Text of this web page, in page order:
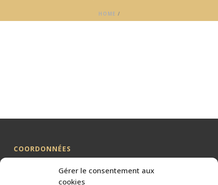
Gérer le consentement aux
cookies
HOME /
COORDONNÉES
Me BILLION-PORTE
Cabinet BILLION-PORTE